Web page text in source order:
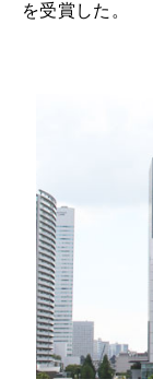
を受賞した。